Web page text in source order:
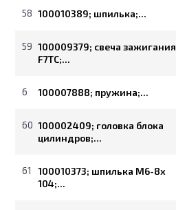
58 100010389; шпилька;...
59 100009379; свеча зажигания
F7TC;...
6 100007888; пружина;...
60 100002409; головка блока
цилиндров;...
61
100010373; шпилька М6-8х
104;...